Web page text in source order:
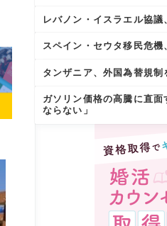
レバノン・イスラエル協
スペイン・セウタ移民危
タンザニア、外国為替規
ガソリン価格の高騰に直
ならない」